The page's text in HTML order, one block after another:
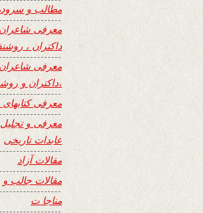
مطالب و
معرفی شاعران
داکتران ،
معرفی شاعران
،داکتران و
معرفی کتابهای
معرفی و
عابدات تاریخی
مقالات آزاد
مقالات جالب
مناجا ت